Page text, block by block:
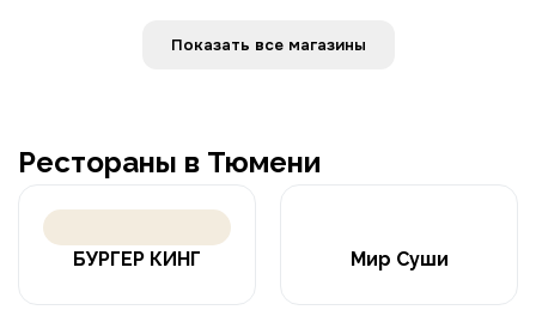
Показать все магазины
Рестораны в Тюмени
БУРГЕР КИНГ Мир Суши